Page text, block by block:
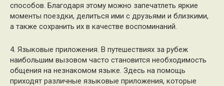
способов. Благодаря этому можно запечатлеть яркие
моменты поездки, делиться ими с друзьями и близкими,
а также сохранить их в качестве воспоминаний.
4. Языковые приложения. В путешествиях за рубеж
наибольшим вызовом часто становится необходимость
общения на незнакомом языке. Здесь на помощь
приходят различные языковые приложения, которые